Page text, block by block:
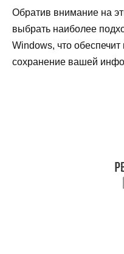
Обратив внимание на
выбрать наиболее
Windows, что
сохранение вашей